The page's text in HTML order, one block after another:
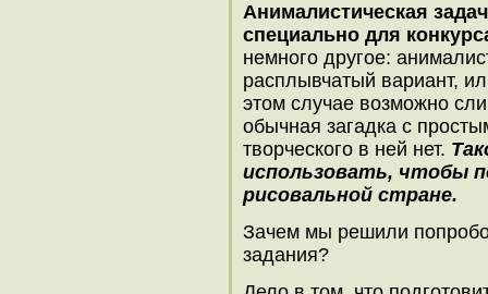
Анималистическая
специально для
немного другое:
расплывчатый вариант,
этом случае возможно
обычная загадка с
творческого в ней нет.
использовать, чтобы
рисовальной стране.
Зачем мы решили
задания?